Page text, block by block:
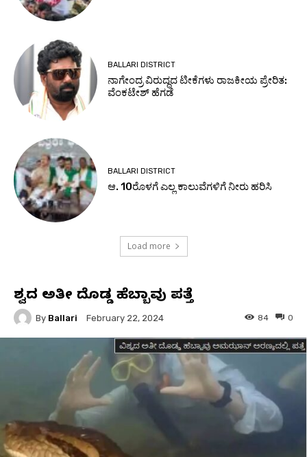
BALLARI DISTRICT
ನಾಗೇಂದ್ರ ವಿರುದ್ಧದ ಟೀಕೆಗಳು ರಾಜಕೀಯ ಪ್ರೇರಿತ:
ವೆಂಕಟೇಶ್ ಹೆಗಡೆ
BALLARI DISTRICT
ಆ. 10ರೊಳಗೆ ಎಲ್ಲ ಕಾಲುವೆಗಳಿಗೆ ನೀರು ಹರಿಸಿ
Load more